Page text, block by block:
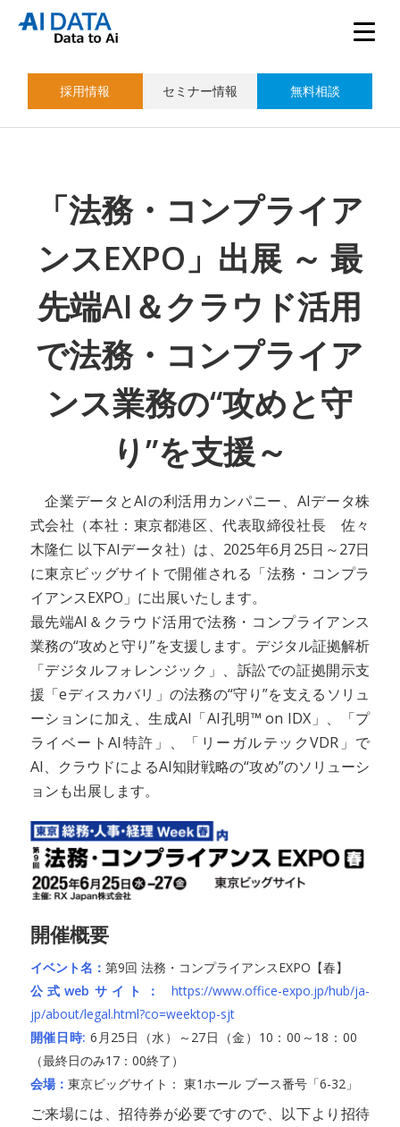
採用情報 セミナー情報 無料相談
「法務・コンプライア
ンスEXPO」出展 ～ 最
先端AI＆クラウド活用
で法務・コンプライア
ンス業務の“攻めと守
り”を支援～
企業データとAIの利活用カンパニー、AIデータ株
式会社（本社：東京都港区、代表取締役社長 佐々
木隆仁 以下AIデータ社）は、2025年6月25日～27日
に東京ビッグサイトで開催される「法務・コンプラ
イアンスEXPO」に出展いたします。
最先端AI＆クラウド活用で法務・コンプライアンス
業務の“攻めと守り”を支援します。デジタル証拠解析
「デジタルフォレンジック」、訴訟での証拠開示支
援「eディスカバリ」の法務の“守り”を支えるソリュ
ーションに加え、生成AI「AI孔明™ on IDX」、「プ
ライベートAI特許」、「リーガルテックVDR」で
AI、クラウドによるAI知財戦略の“攻め”のソリューシ
ョンも出展します。
開催概要
イベント名： 第9回 法務・コンプライアンスEXPO【春】
公式webサイト：
https://www.office-expo.jp/hub/ja-
jp/about/legal.html?co=weektop-sjt
開催日時: 6月25日（水）～27日（金）10：00～18：00
（最終日のみ17：00終了）
会場： 東京ビッグサイト： 東1ホール ブース番号「6-32」
ご来場には、招待券が必要ですので、以下より招待